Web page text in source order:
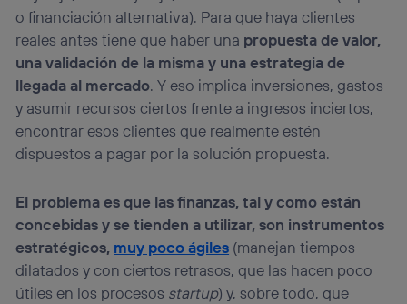
o financiación alternativa). Para que haya clientes
reales antes tiene que haber una propuesta de valor,
una validación de la misma y una estrategia de
llegada al mercado. Y eso implica inversiones, gastos
y asumir recursos ciertos frente a ingresos inciertos,
encontrar esos clientes que realmente estén
dispuestos a pagar por la solución propuesta.
El problema es que las finanzas, tal y como están
concebidas y se tienden a utilizar, son instrumentos
estratégicos, muy poco ágiles (manejan tiempos
dilatados y con ciertos retrasos, que las hacen poco
útiles en los procesos startup) y, sobre todo, que